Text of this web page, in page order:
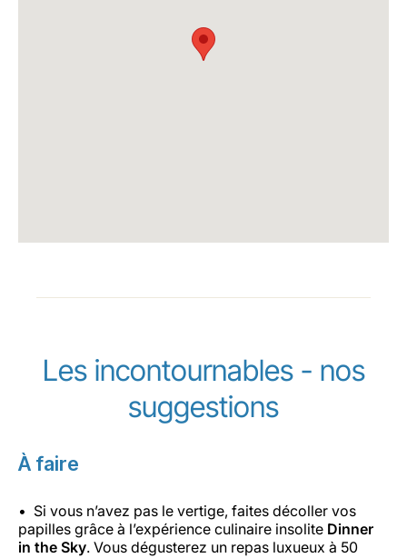
Les incontournables - nos
suggestions
À faire
Si vous n’avez pas le vertige, faites décoller vos
papilles grâce à l’expérience culinaire insolite Dinner
in the Sky. Vous dégusterez un repas luxueux à 50